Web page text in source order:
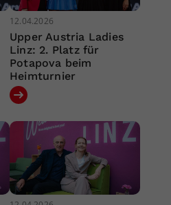
12.04.2026
Upper Austria Ladies
Linz: 2. Platz für
Potapova beim
Heimturnier